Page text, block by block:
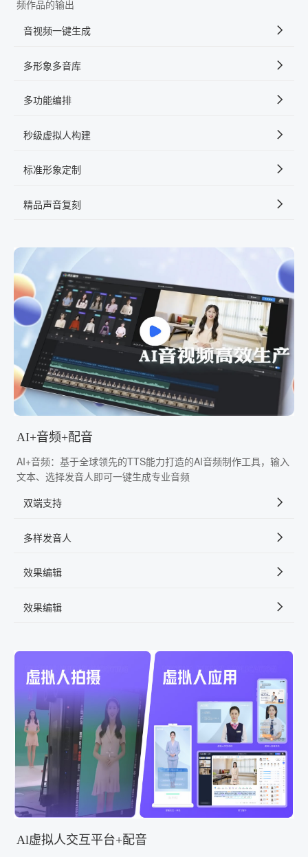
频作品的输出
音视频一键生成
多形象多音库
多功能编排
秒级虚拟人构建
标准形象定制
精品声音复刻
AI+音频+配音
AI+音频：基于全球领先的TTS能力打造的AI音频制作工具，输入
文本、选择发音人即可一键生成专业音频
双端支持
多样发音人
效果编辑
效果编辑
Al虚拟人交互平台+配音